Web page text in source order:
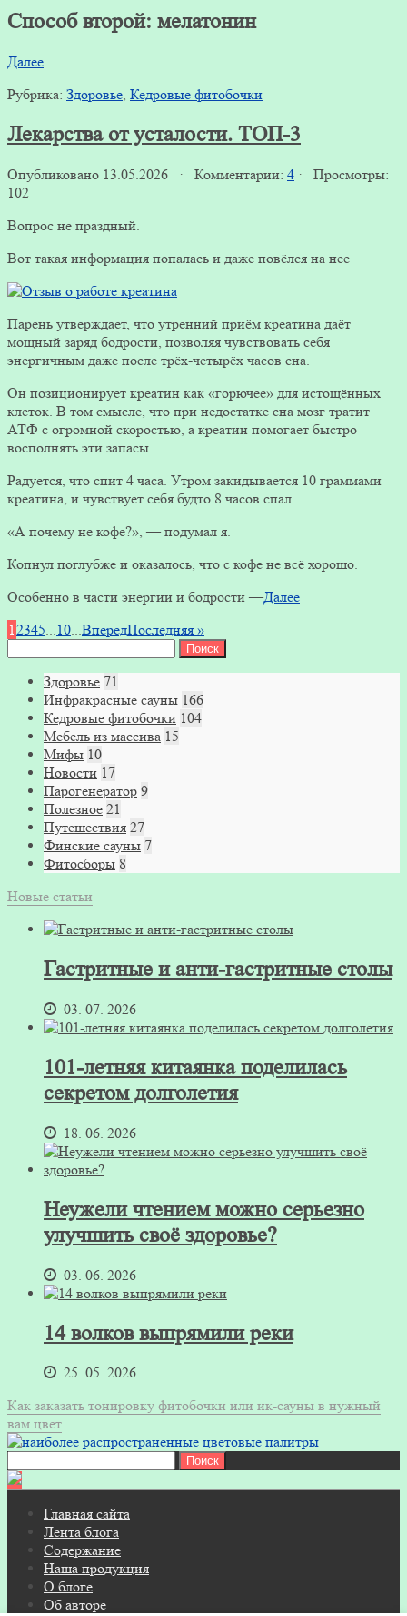
Способ второй: мелатонин
Далее
Рубрика: Здоровье, Кедровые фитобочки
Лекарства от усталости. ТОП-3
Опубликовано 13.05.2026 · Комментарии: 4 · Просмотры:
102
Вопрос не праздный.
Вот такая информация попалась и даже повёлся на нее —
Парень утверждает, что утренний приём креатина даёт
мощный заряд бодрости, позволяя чувствовать себя
энергичным даже после трёх-четырёх часов сна.
Он позиционирует креатин как «горючее» для истощённых
клеток. В том смысле, что при недостатке сна мозг тратит
АТФ с огромной скоростью, а креатин помогает быстро
восполнять эти запасы.
Радуется, что спит 4 часа. Утром закидывается 10 граммами
креатина, и чувствует себя будто 8 часов спал.
«А почему не кофе?», — подумал я.
Копнул поглубже и оказалось, что с кофе не всё хорошо.
Особенно в части энергии и бодрости —Далее
12345...10...ВпередПоследняя »
Здоровье 71
Инфракрасные сауны 166
Кедровые фитобочки 104
Мебель из массива 15
Мифы 10
Новости 17
Парогенератор 9
Полезное 21
Путешествия 27
Финские сауны 7
Фитосборы 8
Новые статьи
Гастритные и анти-гастритные столы
03. 07. 2026
101-летняя китаянка поделилась
секретом долголетия
18. 06. 2026
Неужели чтением можно серьезно
улучшить своё здоровье?
03. 06. 2026
14 волков выпрямили реки
25. 05. 2026
Как заказать тонировку фитобочки или ик-сауны в нужный
вам цвет
Главная сайта
Лента блога
Содержание
Наша продукция
О блоге
Об авторе